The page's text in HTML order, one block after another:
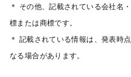
＊ その他、記載されている会社名
標または商標です。
＊ 記載されている情報は、発表時
なる場合があります。